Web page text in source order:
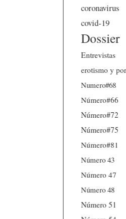
coronavirus
covid-19
Dossier
Entrevistas
erotismo y
Numero#68
Número#66
Número#72
Número#75
Número#81
Número 43
Número 47
Número 48
Número 51